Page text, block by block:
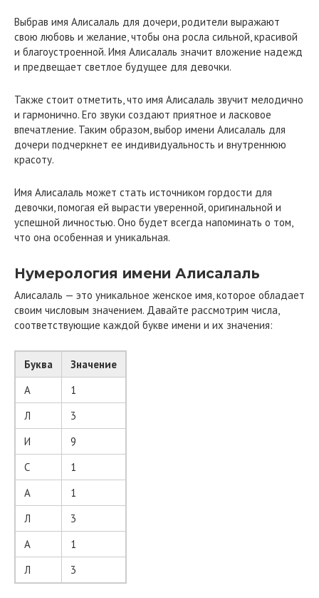
Выбрав имя Алисалаль для дочери, родители выражают
свою любовь и желание, чтобы она росла сильной, красивой
и благоустроенной. Имя Алисалаль значит вложение надежд
и предвещает светлое будущее для девочки.
Также стоит отметить, что имя Алисалаль звучит мелодично
и гармонично. Его звуки создают приятное и ласковое
впечатление. Таким образом, выбор имени Алисалаль для
дочери подчеркнет ее индивидуальность и внутреннюю
красоту.
Имя Алисалаль может стать источником гордости для
девочки, помогая ей вырасти уверенной, оригинальной и
успешной личностью. Оно будет всегда напоминать о том,
что она особенная и уникальная.
Нумерология имени Алисалаль
Алисалаль — это уникальное женское имя, которое обладает
своим числовым значением. Давайте рассмотрим числа,
соответствующие каждой букве имени и их значения:
Буква
Значение
А
1
Л
3
И
9
С
1
А
1
Л
3
А
1
Л
3